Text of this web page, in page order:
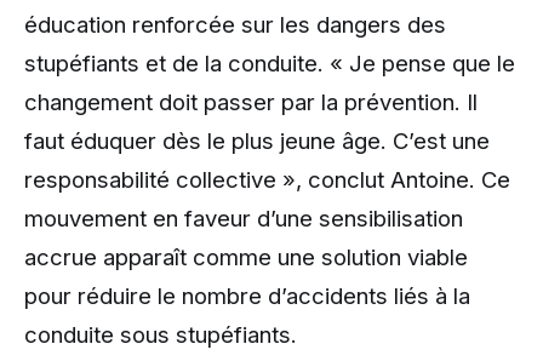
éducation renforcée sur les dangers des
stupéfiants et de la conduite. « Je pense que le
changement doit passer par la prévention. Il
faut éduquer dès le plus jeune âge. C’est une
responsabilité collective », conclut Antoine. Ce
mouvement en faveur d’une sensibilisation
accrue apparaît comme une solution viable
pour réduire le nombre d’accidents liés à la
conduite sous stupéfiants.